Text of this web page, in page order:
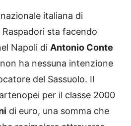
italiana di
sta facendo
Napoli di Antonio Conte
ha nessuna intenzione
del Sassuolo. Il
per il classe 2000
di euro, una somma che